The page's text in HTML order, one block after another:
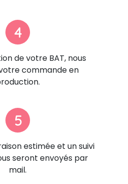
4
de votre BAT, nous
commande en
5
estimée et un suivi
seront envoyés par
mail.